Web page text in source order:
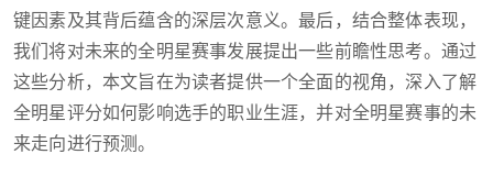
键因素及其背后蕴含的深层次意义。最后，结合整体表现，
我们将对未来的全明星赛事发展提出一些前瞻性思考。通过
这些分析，本文旨在为读者提供一个全面的视角，深入了解
全明星评分如何影响选手的职业生涯，并对全明星赛事的未
来走向进行预测。